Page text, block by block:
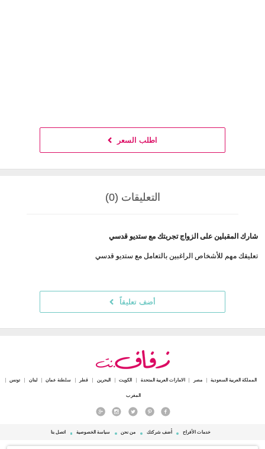
اطلب السعر
التعليقات (0)
شارك المقبلين على الزواج تجربتك مع ستديو قدسي
تعليقك مهم للأشخاص الراغبين بالتعامل مع ستديو قدسي
أضف تعليقاً
المملكة العربية السعودية مصر الامارات العربية المتحدة الكويت البحرين قطر سلطنة عمان لبنان تونس
المغرب
خدمات الأفراح أضف شركتك من نحن سياسة الخصوصية اتصل بنا